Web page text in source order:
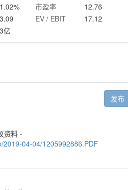
% 市盈率
12.76
EV / EBIT
17.12
亿
发布
资料 -
04-04/1205992886.PDF